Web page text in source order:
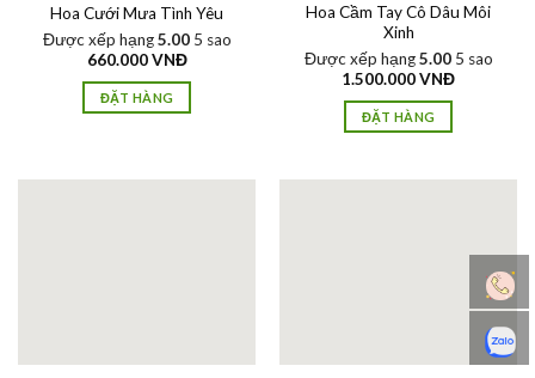
Hoa Cưới Mưa Tình Yêu
Được xếp hạng5.005 sao
660.000VNĐ
ĐẶT HÀNG
Hoa Cầm Tay Cô Dâu Môi
Xinh
Được xếp hạng5.005 sao
1.500.000VNĐ
ĐẶT HÀNG